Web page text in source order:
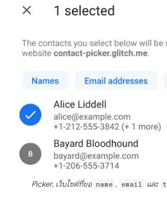
Picker, เว็บไซต์ที่ขอ name , email และ